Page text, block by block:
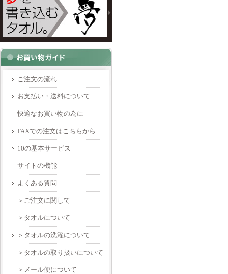
ご注文の流れ
お支払い・送料について
快適なお買い物の為に
FAXでの注文はこちらから
10の基本サービス
サイトの機能
よくある質問
＞ご注文に関して
＞タオルについて
＞タオルの洗濯について
＞タオルの取り扱いについて
＞メール便について